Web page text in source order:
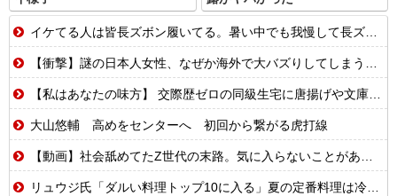
イケてる人は皆長ズボン履いてる。暑い中でも我慢して長ズボン履いてる。半ズボンはモテ無い。厳しいって
【衝撃】謎の日本人女性、なぜか海外で大バズりしてしまうwww
【私はあなたの味方】 交際歴ゼロの同級生宅に唐揚げや文庫本を20回以上届けた24歳女を逮捕
大山悠輔 高めをセンターへ 初回から繋がる虎打線
【動画】社会舐めてたZ世代の末路。気に入らないことがあれば退職代行で即退職!理想の職場を求め続けた結果
リュウジ氏「ダルい料理トップ10に入る」夏の定番料理は冷やし中華 「あり得ないほどダルい」